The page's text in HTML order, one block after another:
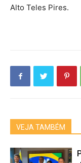
Alto Teles Pires.
VEJA TAMBÉM